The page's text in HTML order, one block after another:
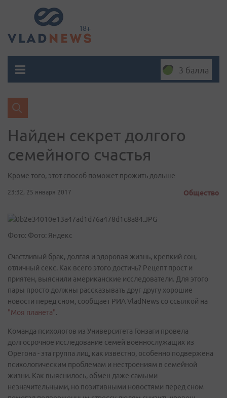
3 балла
Найден секрет долгого
семейного счастья
Кроме того, этот способ поможет прожить дольше
23:32, 25 января 2017 Общество
Фото: Фото: Яндекс
Счастливый брак, долгая и здоровая жизнь, крепкий сон,
отличный секс. Как всего этого достичь? Рецепт прост и
приятен, выяснили американские исследователи. Для этого
пары просто должны рассказывать друг другу хорошие
новости перед сном, сообщает РИА VladNews со ссылкой на
"Моя планета".
Команда психологов из Университета Гонзаги провела
долгосрочное исследование семей военнослужащих из
Орегона - эта группа лиц, как известно, особенно подвержена
психологическим проблемам и нестроениям в семейной
жизни. Как выяснилось, обмен даже самыми
незначительными, но позитивными новостями перед сном